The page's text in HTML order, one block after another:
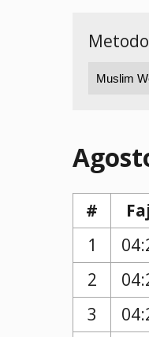
#
1
2
3